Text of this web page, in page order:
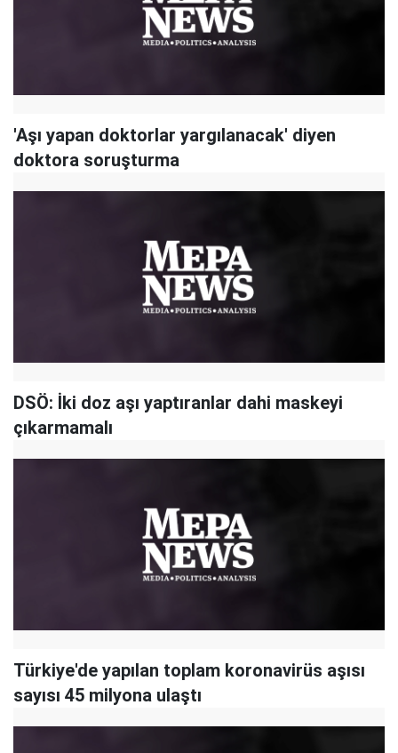
'Aşı yapan doktorlar yargılanacak' diyen
doktora soruşturma
DSÖ: İki doz aşı yaptıranlar dahi maskeyi
çıkarmamalı
Türkiye'de yapılan toplam koronavirüs aşısı
sayısı 45 milyona ulaştı